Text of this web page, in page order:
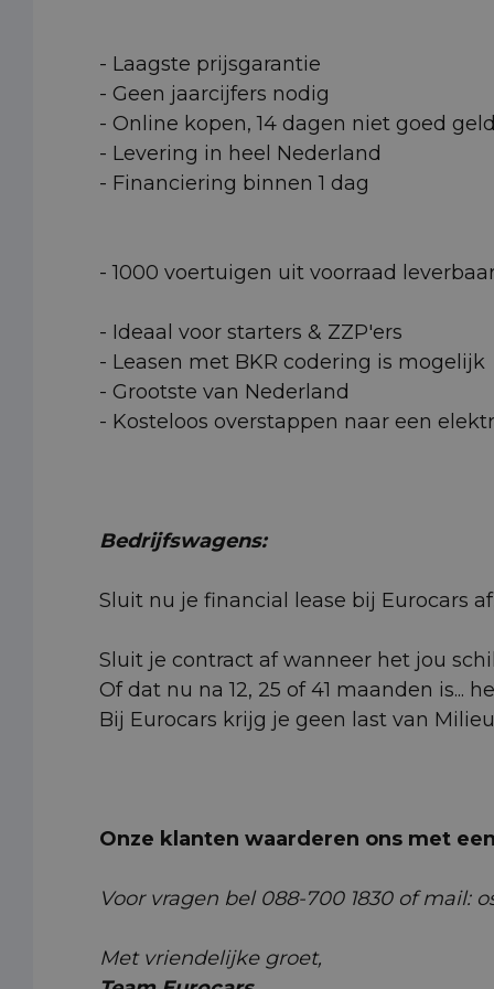
- Laagste prijsgarantie
- Geen jaarcijfers nodig
- Online kopen, 14 dagen niet goed
- Levering in heel Nederland
- Financiering binnen 1 dag
- 1000 voertuigen uit voorraad
- Ideaal voor starters & ZZP'ers
- Leasen met BKR codering is mogelijk
- Grootste van Nederland
- Kosteloos overstappen naar een
Bedrijfswagens:
Sluit nu je financial lease bij Eurocars
Sluit je contract af wanneer het jou
Of dat nu na 12, 25 of 41 maanden is...
Bij Eurocars krijg je geen last van
Onze klanten waarderen ons met
Voor vragen bel 088-700 1830 of mail:
Met vriendelijke groet,